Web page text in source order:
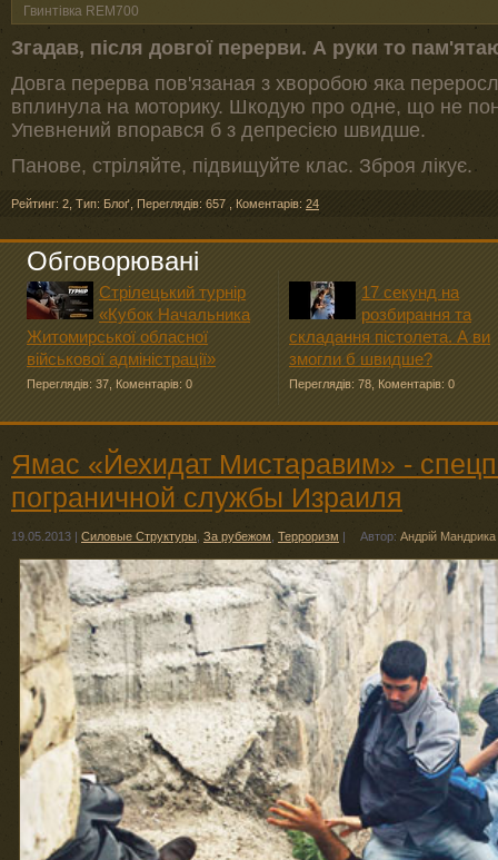
Гвинтівка REM700
Згадав, після довгої перерви. А руки то
Довга перерва пов'язаная з хворобою яка
вплинула на моторику. Шкодую про одне, що не
Упевнений впорався б з депресією швидше.
Панове, стріляйте, підвищуйте клас. Зброя лікує.
Рейтинг: 2 Тип: Блоґ Переглядів: 657 Коментарів: 24
Обговорювані
Стрілецький турнір
«Кубок Начальника
Житомирської обласної
військової адміністрації»
Переглядів: 37 Коментарів: 0
17 секунд на
розбирання та
складання пістолета. А ви
змогли б швидше?
Переглядів: 78 Коментарів: 0
Ямас «Йехидат Мистаравим» -
пограничной службы Израиля
19.05.2013 | Силовые Структуры За рубежом Терроризм | Автор: Андрій Мандрика